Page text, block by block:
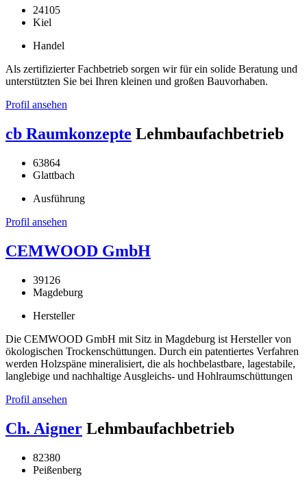
24105
Kiel
Handel
Als zertifizierter Fachbetrieb sorgen wir für ein solide Beratung und
unterstützten Sie bei Ihren kleinen und großen Bauvorhaben.
Profil ansehen
cb Raumkonzepte Lehmbaufachbetrieb
63864
Glattbach
Ausführung
Profil ansehen
CEMWOOD GmbH
39126
Magdeburg
Hersteller
Die CEMWOOD GmbH mit Sitz in Magdeburg ist Hersteller von
ökologischen Trockenschüttungen. Durch ein patentiertes Verfahren
werden Holzspäne mineralisiert, die als hochbelastbare, lagestabile,
langlebige und nachhaltige Ausgleichs- und Hohlraumschüttungen
Profil ansehen
Ch. Aigner Lehmbaufachbetrieb
82380
Peißenberg